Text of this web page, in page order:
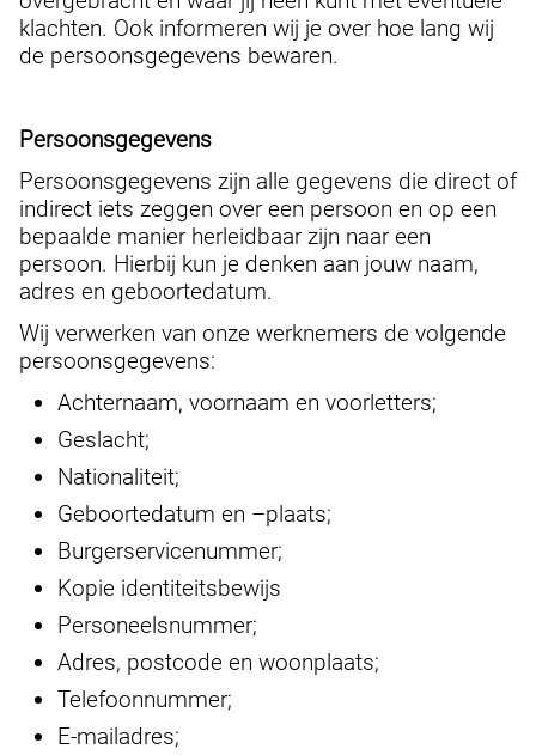
klachten. Ook informeren wij je over hoe lang wij
de persoonsgegevens bewaren.
Persoonsgegevens
Persoonsgegevens zijn alle gegevens die direct of
indirect iets zeggen over een persoon en op een
bepaalde manier herleidbaar zijn naar een
persoon. Hierbij kun je denken aan jouw naam,
adres en geboortedatum.
Wij verwerken van onze werknemers de volgende
persoonsgegevens:
Achternaam, voornaam en voorletters;
Geslacht;
Nationaliteit;
Geboortedatum en –plaats;
Burgerservicenummer;
Kopie identiteitsbewijs
Personeelsnummer;
Adres, postcode en woonplaats;
Telefoonnummer;
E-mailadres;